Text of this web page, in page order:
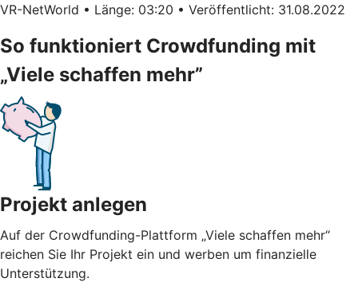
VR-NetWorld • Länge: 03:20 • Veröffentlicht: 31.08.2022
So funktioniert Crowdfunding mit
„Viele schaffen mehr”
Projekt anlegen
Auf der Crowdfunding-Plattform „Viele schaffen mehr“
reichen Sie Ihr Projekt ein und werben um finanzielle
Unterstützung.